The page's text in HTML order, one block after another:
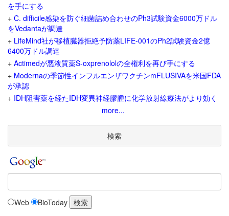
を手にする
+ C. difficile感染を防ぐ細菌詰め合わせのPh3試験資金6000万ドル
をVedantaが調達
+ LifeMind社が移植臓器拒絶予防薬LIFE-001のPh2試験資金2億
6400万ドル調達
+ Actimedが悪液質薬S-oxprenololの全権利を再び手にする
+ Modernaの季節性インフルエンザワクチンmFLUSIVAを米国FDA
が承認
+ IDH阻害薬を経たIDH変異神経膠腫に化学放射線療法がより効く
more...
検索
Web BioToday